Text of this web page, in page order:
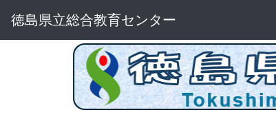
徳島県立総合教育センター